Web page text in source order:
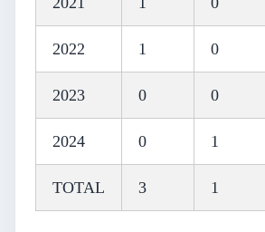
2022 1 0
2023 0 0
2024 0 1
TOTAL 3 1